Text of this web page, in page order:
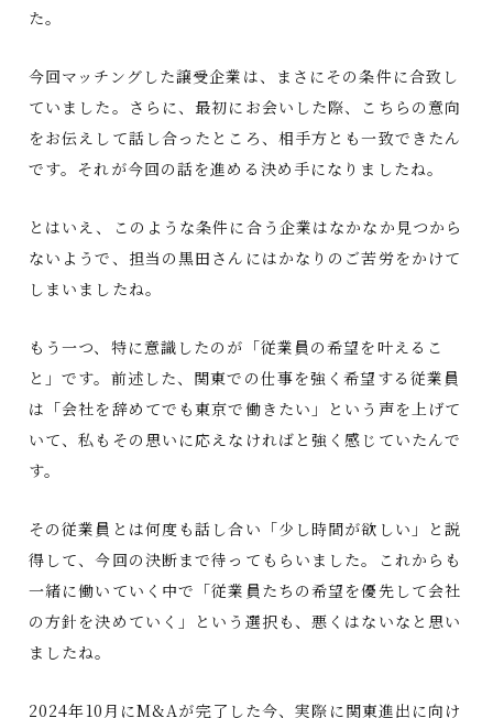
た。
今回マッチングした譲受企業は、まさにその条件に合致し
ていました。さらに、最初にお会いした際、こちらの意向
をお伝えして話し合ったところ、相手方とも一致できたん
です。それが今回の話を進める決め手になりましたね。
とはいえ、このような条件に合う企業はなかなか見つから
ないようで、担当の黒田さんにはかなりのご苦労をかけて
しまいましたね。
もう一つ、特に意識したのが「従業員の希望を叶えるこ
と」です。前述した、関東での仕事を強く希望する従業員
は「会社を辞めてでも東京で働きたい」という声を上げて
いて、私もその思いに応えなければと強く感じていたんで
す。
その従業員とは何度も話し合い「少し時間が欲しい」と説
得して、今回の決断まで待ってもらいました。これからも
一緒に働いていく中で「従業員たちの希望を優先して会社
の方針を決めていく」という選択も、悪くはないなと思い
ましたね。
2024年10月にM&Aが完了した今、実際に関東進出に向け